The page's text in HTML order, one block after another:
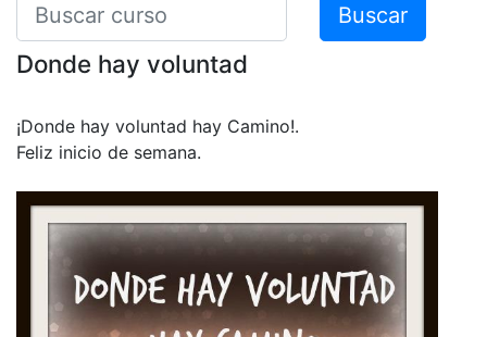
Buscar
Donde hay voluntad
¡Donde hay voluntad hay Camino!.
Feliz inicio de semana.